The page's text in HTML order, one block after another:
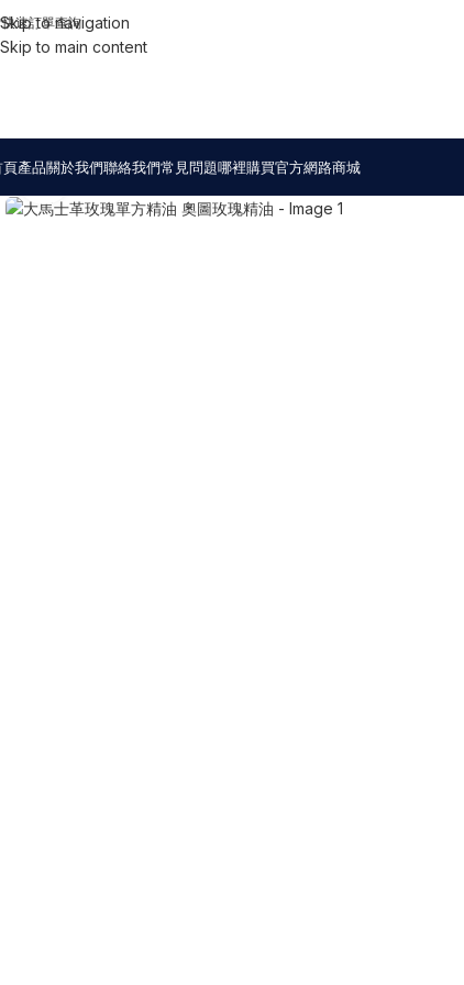
Skip to navigation
Skip to main content
快速訂單查詢
頁產品關於我們聯絡我們常見問題哪裡購買官方網路商城
Click to enlarge